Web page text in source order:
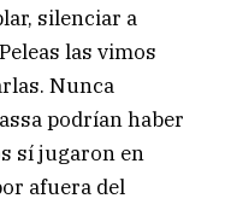
silenciar a
las vimos
Nunca
podrían haber
sí jugaron en
afuera del